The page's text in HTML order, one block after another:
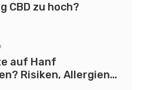
CBD zu hoch?
auf Hanf
Risiken, Allergien